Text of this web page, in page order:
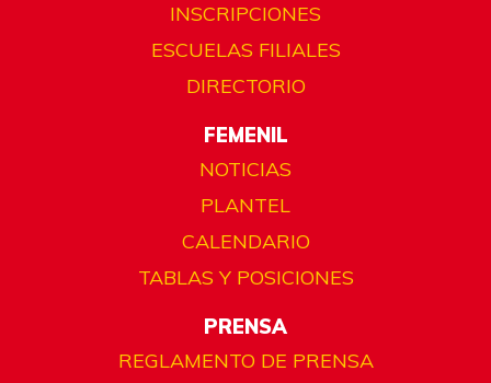
INSCRIPCIONES
ESCUELAS FILIALES
DIRECTORIO
FEMENIL
NOTICIAS
PLANTEL
CALENDARIO
TABLAS Y POSICIONES
PRENSA
REGLAMENTO DE PRENSA